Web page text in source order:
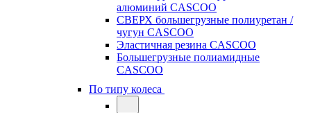
алюминий CASCOO
СВЕРХ большегрузные полиуретан /
чугун CASCOO
Эластичная резина CASCOO
Большегрузные полиамидные
CASCOO
По типу колеса